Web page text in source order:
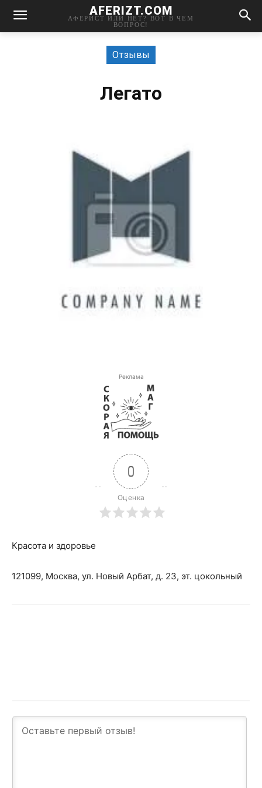
AFERIZT.COM
АФЕРИСТ ИЛИ НЕТ? ВОТ В ЧЕМ
ВОПРОС!
Отзывы
Легато
Реклама
0
Оценка
Красота и здоровье
121099, Москва, ул. Новый Арбат, д. 23, эт. цокольный